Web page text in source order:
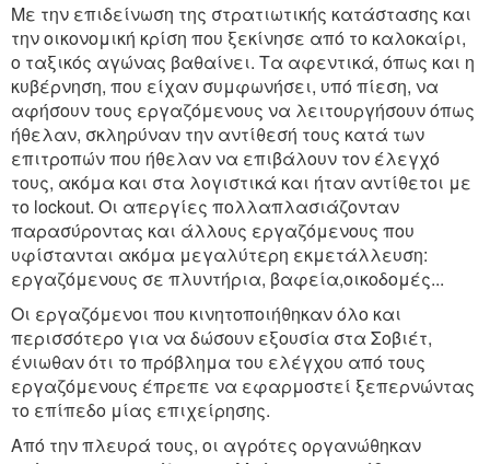
Με την επιδείνωση της στρατιωτικής κατάστασης και
την οικονομική κρίση που ξεκίνησε από το καλοκαίρι,
ο ταξικός αγώνας βαθαίνει. Τα αφεντικά, όπως και η
κυβέρνηση, που είχαν συμφωνήσει, υπό πίεση, να
αφήσουν τους εργαζόμενους να λειτουργήσουν όπως
ήθελαν, σκληρύναν την αντίθεσή τους κατά των
επιτροπών που ήθελαν να επιβάλουν τον έλεγχό
τους, ακόμα και στα λογιστικά και ήταν αντίθετοι με
το lockout. Οι απεργίες πολλαπλασιάζονταν
παρασύροντας και άλλους εργαζόμενους που
υφίστανται ακόμα μεγαλύτερη εκμετάλλευση:
εργαζόμενους σε πλυντήρια, βαφεία,οικοδομές...
Οι εργαζόμενοι που κινητοποιήθηκαν όλο και
περισσότερο για να δώσουν εξουσία στα Σοβιέτ,
ένιωθαν ότι το πρόβλημα του ελέγχου από τους
εργαζόμενους έπρεπε να εφαρμοστεί ξεπερνώντας
το επίπεδο μίας επιχείρησης.
Από την πλευρά τους, οι αγρότες οργανώθηκαν